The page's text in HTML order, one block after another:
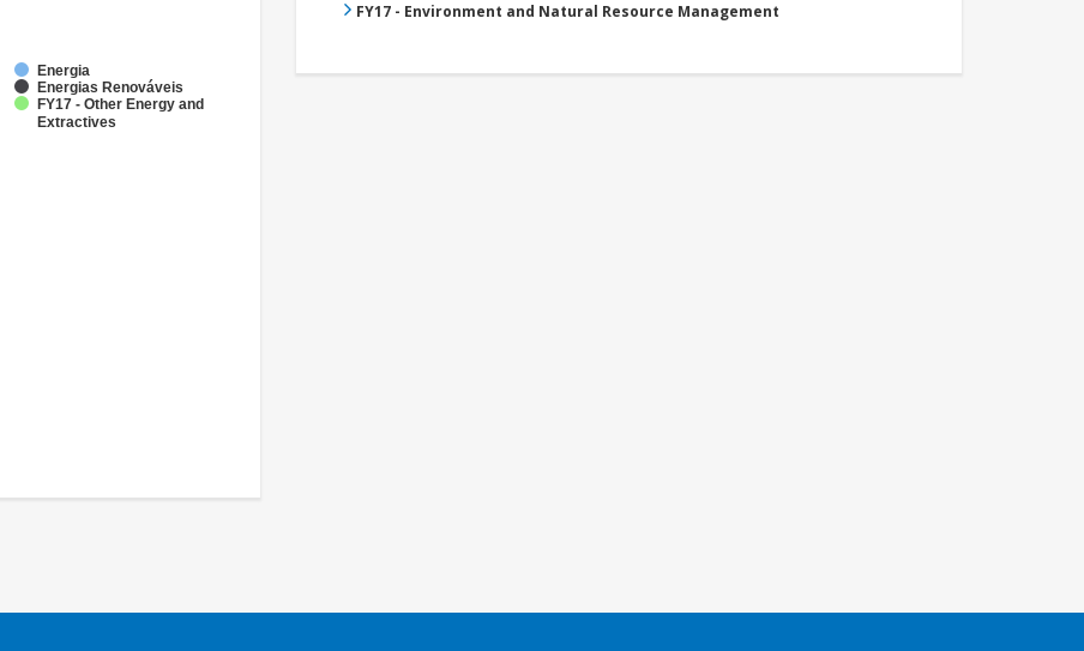
Energia
Energias Renováveis
FY17 - Other Energy and
Extractives
FY17 - Environment and Natural Resource Management